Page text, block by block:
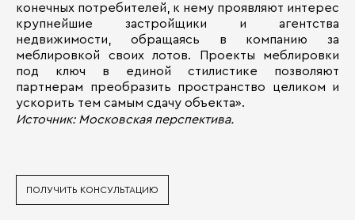
конечных потребителей, к нему проявляют интерес
крупнейшие застройщики и агентства
недвижимости, обращаясь в компанию за
меблировкой своих лотов. Проекты меблировки
под ключ в единой стилистике позволяют
партнерам преобразить пространство целиком и
ускорить тем самым сдачу объекта».
Источник: Московская перспектива.
ПОЛУЧИТЬ КОНСУЛЬТАЦИЮ